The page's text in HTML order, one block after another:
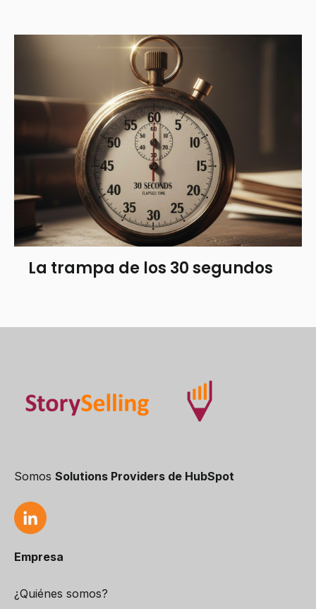
La trampa de los 30 segundos
Somos Solutions Providers de HubSpot
Empresa
¿Quiénes somos?